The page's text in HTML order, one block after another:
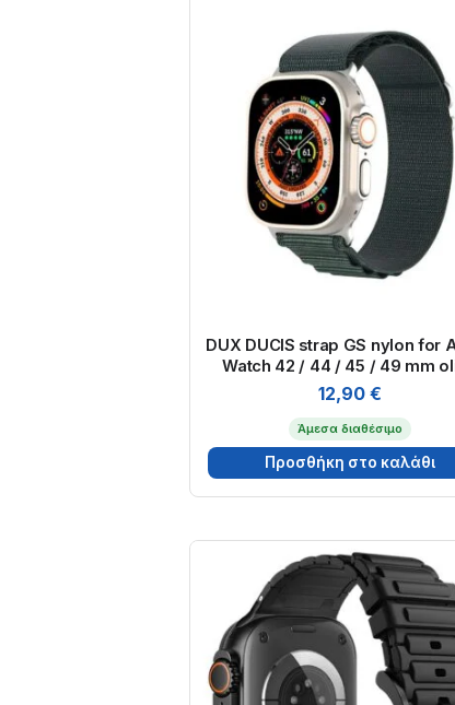
DUX DUCIS strap GS nylon for
Watch 42 / 44 / 45 / 49 mm
12,90 €
Άμεσα διαθέσιμο
Προσθήκη στο καλάθι